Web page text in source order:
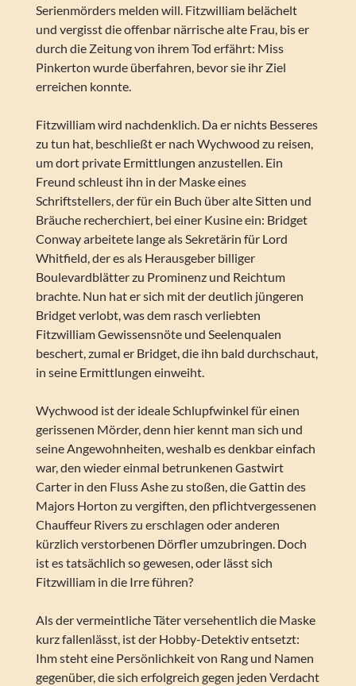
Serienmörders melden will. Fitzwilliam belächelt
und vergisst die offenbar närrische alte Frau, bis er
durch die Zeitung von ihrem Tod erfährt: Miss
Pinkerton wurde überfahren, bevor sie ihr Ziel
erreichen konnte.
Fitzwilliam wird nachdenklich. Da er nichts Besseres
zu tun hat, beschließt er nach Wychwood zu reisen,
um dort private Ermittlungen anzustellen. Ein
Freund schleust ihn in der Maske eines
Schriftstellers, der für ein Buch über alte Sitten und
Bräuche recherchiert, bei einer Kusine ein: Bridget
Conway arbeitete lange als Sekretärin für Lord
Whitfield, der es als Herausgeber billiger
Boulevardblätter zu Prominenz und Reichtum
brachte. Nun hat er sich mit der deutlich jüngeren
Bridget verlobt, was dem rasch verliebten
Fitzwilliam Gewissensnöte und Seelenqualen
beschert, zumal er Bridget, die ihn bald durchschaut,
in seine Ermittlungen einweiht.
Wychwood ist der ideale Schlupfwinkel für einen
gerissenen Mörder, denn hier kennt man sich und
seine Angewohnheiten, weshalb es denkbar einfach
war, den wieder einmal betrunkenen Gastwirt
Carter in den Fluss Ashe zu stoßen, die Gattin des
Majors Horton zu vergiften, den pflichtvergessenen
Chauffeur Rivers zu erschlagen oder anderen
kürzlich verstorbenen Dörfler umzubringen. Doch
ist es tatsächlich so gewesen, oder lässt sich
Fitzwilliam in die Irre führen?
Als der vermeintliche Täter versehentlich die Maske
kurz fallenlässt, ist der Hobby-Detektiv entsetzt:
Ihm steht eine Persönlichkeit von Rang und Namen
gegenüber, die sich erfolgreich gegen jeden Verdacht